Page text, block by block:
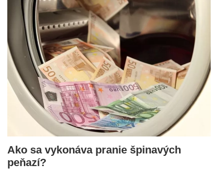
Ako sa vykonáva pranie špinavých
peňazí?